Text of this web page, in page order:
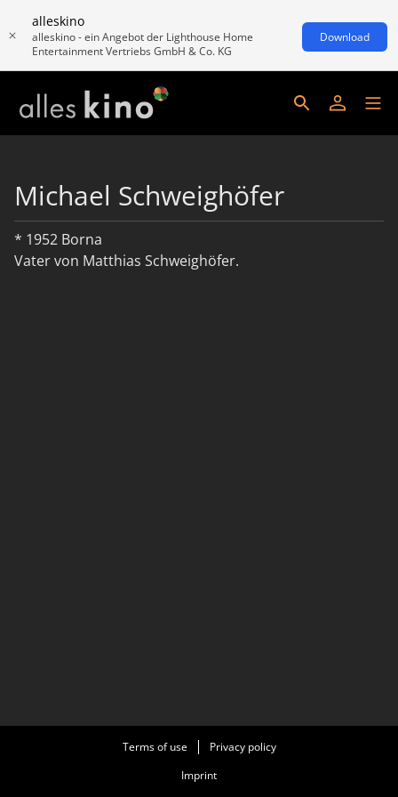
alleskino
alleskino - ein Angebot der Lighthouse Home
Entertainment Vertriebs GmbH & Co. KG
Download
Michael Schweighöfer
* 1952 Borna
Vater von Matthias Schweighöfer.
Terms of use
Privacy policy
Imprint